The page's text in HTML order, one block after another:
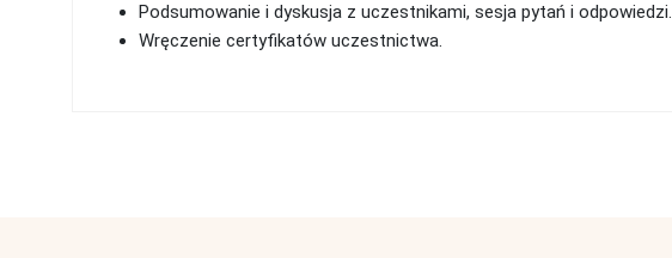
Podsumowanie i dyskusja z uczestnikami, sesja pytań i odpowiedzi.
Wręczenie certyfikatów uczestnictwa.